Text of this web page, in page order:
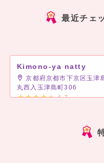
最近チェ
Kimono-ya natty
京都府京都市下京区玉津
丸西入玉津島町306
4.7